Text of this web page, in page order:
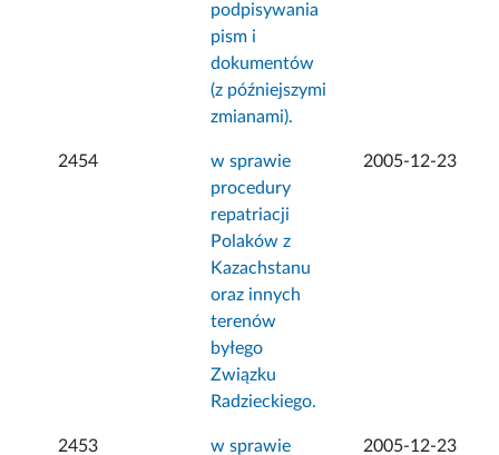
podpisywania
pism i
dokumentów
(z późniejszymi
zmianami).
2454
w sprawie
procedury
repatriacji
Polaków z
Kazachstanu
oraz innych
terenów
byłego
Związku
Radzieckiego.
2005-12-23
2453
w sprawie
2005-12-23